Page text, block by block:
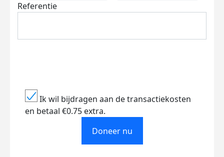
Referentie
Ik wil bijdragen aan de transactiekosten
en betaal €0.75 extra.
Doneer nu